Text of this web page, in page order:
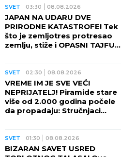
SVET 03:30 08.08.2026
JAPAN NA UDARU DVE
PRIRODNE KATASTROFE! Tek
što je zemljotres protresao
zemlju, stiže i OPASNI TAJFUN:
SVET 02:30 08.08.2026
VREME IM JE SVE VEĆI
NEPRIJATELJ! Piramide stare
više od 2.000 godina počele
da propadaju: Stručnjaci
SVET 01:30 08.08.2026
BIZARAN SAVET USRED